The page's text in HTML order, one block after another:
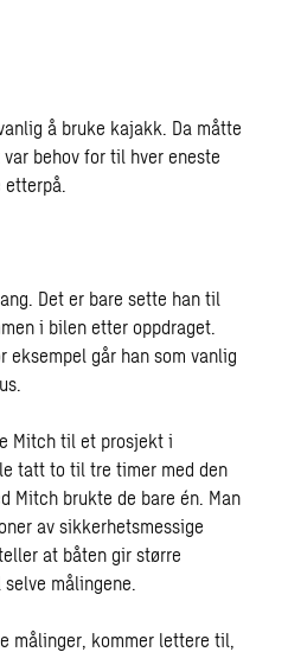
å bruke kajakk. Da måtte
behov for til hver eneste
etterpå.
Det er bare sette han til
i bilen etter oppdraget.
eksempel går han som vanlig
Mitch til et prosjekt i
tatt to til tre timer med den
Mitch brukte de bare én. Man
av sikkerhetsmessige
at båten gir større
målingene.
målinger, kommer lettere til,